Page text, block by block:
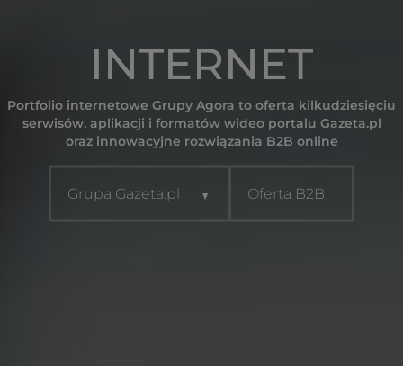
INTERNET
Portfolio internetowe Grupy Agora to oferta kilkudziesięciu
serwisów, aplikacji i formatów wideo portalu Gazeta.pl
oraz innowacyjne rozwiązania B2B online
Grupa Gazeta.pl Oferta B2B